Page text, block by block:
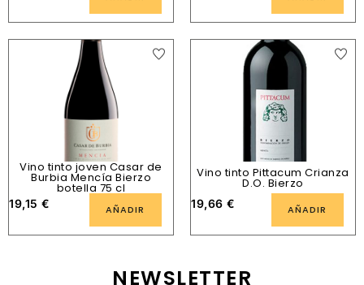
Vino tinto joven Casar de
Burbia Mencía Bierzo
botella 75 cl
19,15 € AÑADIR
Vino tinto Pittacum Crianza
D.O. Bierzo
19,66 € AÑADIR
NEWSLETTER